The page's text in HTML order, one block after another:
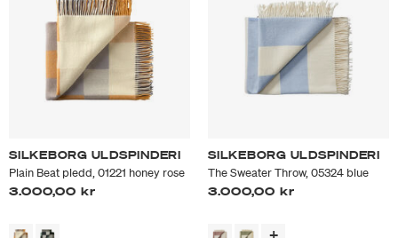
SILKEBORG ULDSPINDERI
Plain Beat pledd, 01221 honey rose
3.000,00 kr
SILKEBORG ULDSPINDERI
The Sweater Throw, 05324 blue
3.000,00 kr